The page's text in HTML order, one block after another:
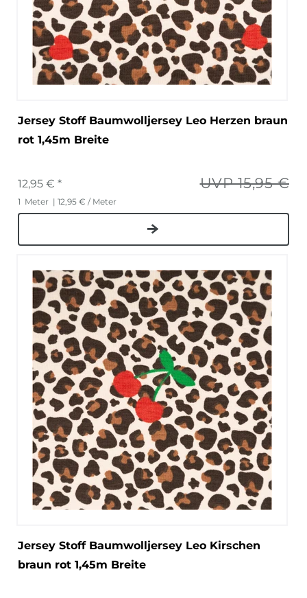
Jersey Stoff Baumwolljersey Leo Herzen braun
rot 1,45m Breite
UVP 15,95 €
12,95 € *
1 Meter | 12,95 € / Meter
Jersey Stoff Baumwolljersey Leo Kirschen
braun rot 1,45m Breite